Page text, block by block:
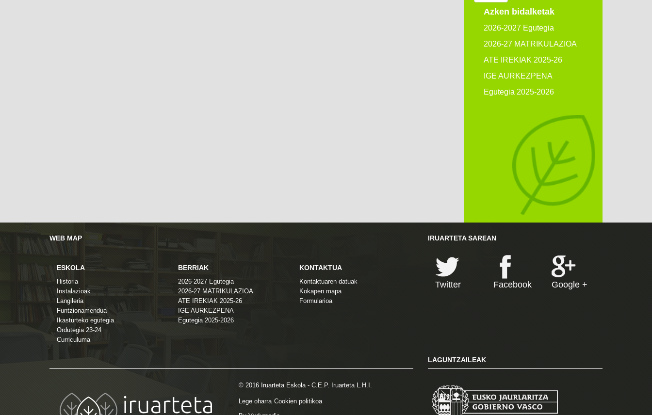
Azken bidalketak
2026-2027 Egutegia
2026-27 MATRIKULAZIOA
ATE IREKIAK 2025-26
IGE AURKEZPENA
Egutegia 2025-2026
WEB MAP
ESKOLA
Historia
Instalazioak
Langileria
Funtzionamendua
Ikasturteko egutegia
Ordutegia 23-24
Curriculuma
BERRIAK
2026-2027 Egutegia
2026-27 MATRIKULAZIOA
ATE IREKIAK 2025-26
IGE AURKEZPENA
Egutegia 2025-2026
KONTAKTUA
Kontaktuaren datuak
Kokapen mapa
Formularioa
IRUARTETA SAREAN
Twitter Facebook Google +
© 2016 Iruarteta Eskola - C.E.P. Iruarteta L.H.I.
Lege oharra Cookien politikoa
LAGUNTZAILEAK